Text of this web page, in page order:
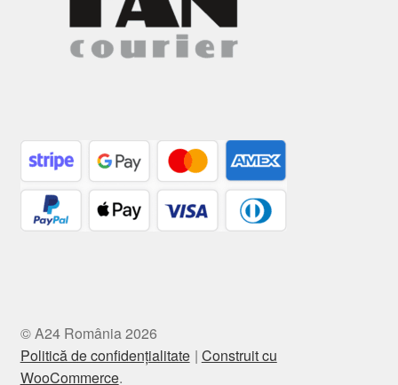
© A24 România 2026
Politică de confidențialitate Construit cu
WooCommerce.